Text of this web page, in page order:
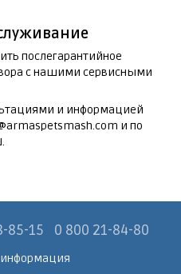
послегарантийное
с нашими сервисными
и информацией
и по
85-15 0 800 21-84-80
информация